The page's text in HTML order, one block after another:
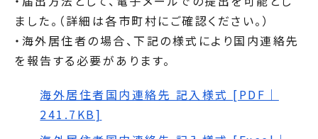
ました。（詳細は各市町村にご確認ください。）
・海外居住者の場合、下記の様式により国内連絡先
を報告する必要があります。
海外居住者国内連絡先 記入様式 [PDF｜
241.7KB]